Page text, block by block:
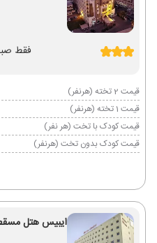
فقط
قیمت 2 تخته (هرنفر)
قیمت 1 تخته (هرنفر)
قیمت کودک با تخت (هر نفر)
قیمت کودک بدون تخت (هرنفر)
ایبیس هتل